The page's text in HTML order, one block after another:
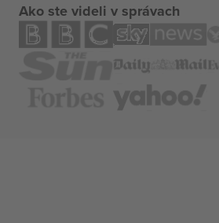
Ako ste videli v správach